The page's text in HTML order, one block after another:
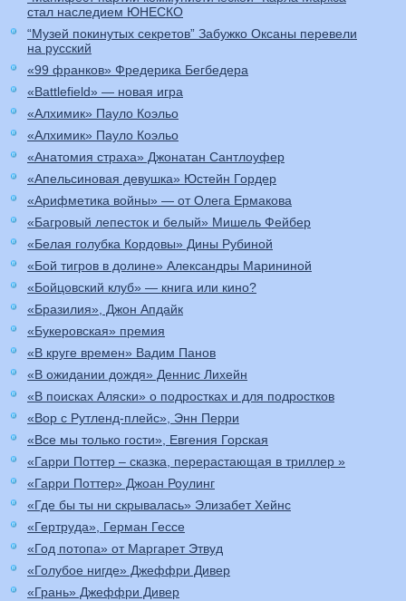
стал наследием ЮНЕСКО
“Музей покинутых секретов” Забужко Оксаны перевели
на русский
«99 франков» Фредерика Бегбедера
«Battlefield» — новая игра
«Алхимик» Пауло Коэльо
«Алхимик» Пауло Коэльо
«Анатомия страха» Джонатан Сантлоуфер
«Апельсиновая девушка» Юстейн Гордер
«Арифметика войны» — от Олега Ермакова
«Багровый лепесток и белый» Мишель Фейбер
«Белая голубка Кордовы» Дины Рубиной
«Бой тигров в долине» Александры Марининой
«Бойцовский клуб» — книга или кино?
«Бразилия», Джон Апдайк
«Букеровская» премия
«В круге времен» Вадим Панов
«В ожидании дождя» Деннис Лихейн
«В поисках Аляски» о подростках и для подростков
«Вор с Рутленд-плейс», Энн Перри
«Все мы только гости», Евгения Горская
«Гарри Поттер – сказка, перерастающая в триллер »
«Гарри Поттер» Джоан Роулинг
«Где бы ты ни скрывалась» Элизабет Хейнс
«Гертруда», Герман Гессе
«Год потопа» от Маргарет Этвуд
«Голубое нигде» Джеффри Дивер
«Грань» Джеффри Дивер